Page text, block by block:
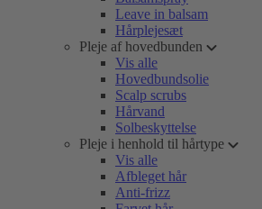
Leave in balsam
Hårplejesæt
Pleje af hovedbunden
Vis alle
Hovedbundsolie
Scalp scrubs
Hårvand
Solbeskyttelse
Pleje i henhold til hårtype
Vis alle
Afbleget hår
Anti-frizz